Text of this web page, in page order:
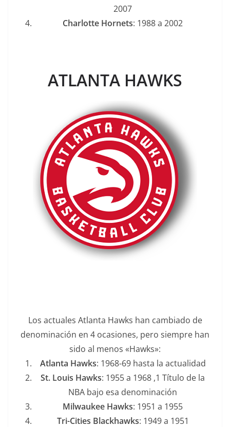
2007
Charlotte Hornets: 1988 a 2002
ATLANTA HAWKS
Los actuales Atlanta Hawks han cambiado de
denominación en 4 ocasiones, pero siempre han
sido al menos «Hawks»:
Atlanta Hawks: 1968-69 hasta la actualidad
St. Louis Hawks: 1955 a 1968 ,1 Título de la
NBA bajo esa denominación
Milwaukee Hawks: 1951 a 1955
Tri-Cities Blackhawks: 1949 a 1951